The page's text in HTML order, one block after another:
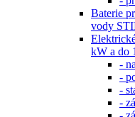
Baterie
vody
kW a do
-
-
-
-